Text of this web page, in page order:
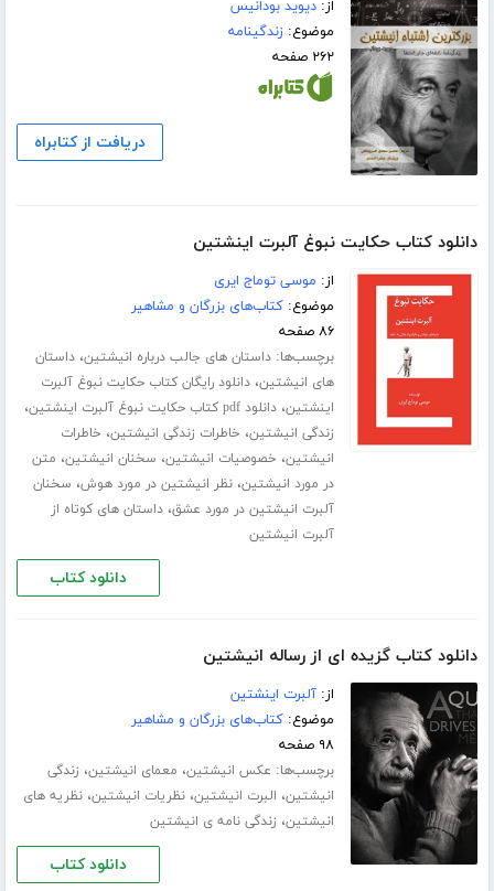
از:دیوید بودانیس
موضوع:زندگینامه
۲۶۲ صفحه
دریافت از کتابراه
دانلود کتاب حکایت نبوغ آلبرت اینشتین
از: موسی توماج ایری
موضوع:کتاب‌های بزرگان و مشاهیر
۸۶ صفحه
برچسب‌ها:داستان های جالب درباره انیشتین،داستان
های انیشتین،دانلود رایگان کتاب حکایت نبوغ آلبرت
اینشتین،دانلود pdf کتاب حکایت نبوغ آلبرت اینشتین ،
زندگی انیشتین، خاطرات زندگی انیشتین، خاطرات
انیشتین، خصوصیات انیشتین، سخنان انیشتین، متن
در مورد انیشتین،نظر انیشتین در مورد هوش، سخنان
آلبرت انیشتین در مورد عشق،داستان های کوتاه از
آلبرت انیشتین
دانلود کتاب
دانلود کتاب گزیده ای از رساله انیشتین
از:آلبرت اینشتین
موضوع:کتاب‌های بزرگان و مشاهیر
۹۸ صفحه
برچسب‌ها: عکس انیشتین، معمای انیشتین، زندگی
انیشتین، البرت انیشتین،نظریات انیشتین،نظریه های
انیشتین، زندگی نامه ی انیشتین
دانلود کتاب